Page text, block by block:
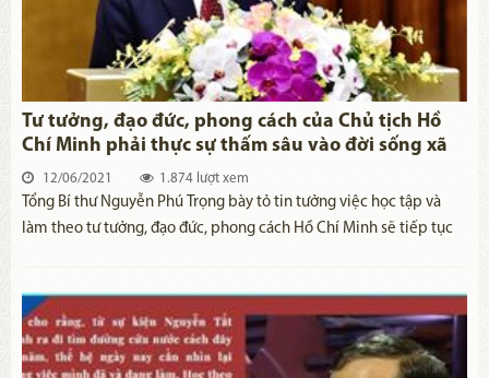
Tư tưởng, đạo đức, phong cách của Chủ tịch Hồ
Chí Minh phải thực sự thấm sâu vào đời sống xã
hội12/06/2021 1.874 lượt xem
Tổng Bí thư Nguyễn Phú Trọng bày tỏ tin tưởng việc học tập và
làm theo tư tưởng, đạo đức, phong cách Hồ Chí Minh sẽ tiếp tục
quyết Đại hội XIII của Đảng và công cuộc đổi mới, xây dựng và
bảo vệ đất nước.